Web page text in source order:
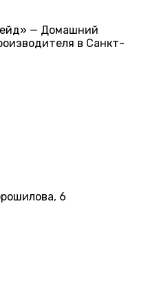
— Домашний
в Санкт-
6